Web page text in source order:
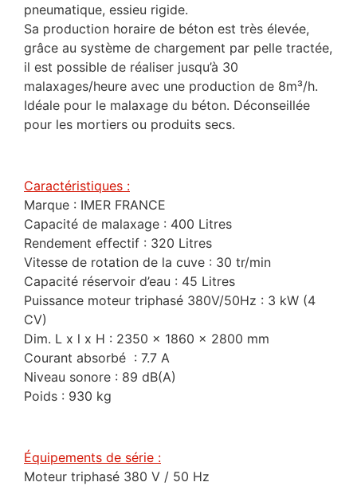
pneumatique, essieu rigide.
Sa production horaire de béton est très élevée,
grâce au système de chargement par pelle tractée,
il est possible de réaliser jusqu’à 30
malaxages/heure avec une production de 8m³/h.
Idéale pour le malaxage du béton. Déconseillée
pour les mortiers ou produits secs.
Caractéristiques :
Marque : IMER FRANCE
Capacité de malaxage : 400 Litres
Rendement effectif : 320 Litres
Vitesse de rotation de la cuve : 30 tr/min
Capacité réservoir d’eau : 45 Litres
Puissance moteur triphasé 380V/50Hz : 3 kW (4
CV)
Dim. L x l x H : 2350 x 1860 x 2800 mm
Courant absorbé : 7.7 A
Niveau sonore : 89 dB(A)
Poids : 930 kg
Équipements de série :
Moteur triphasé 380 V / 50 Hz